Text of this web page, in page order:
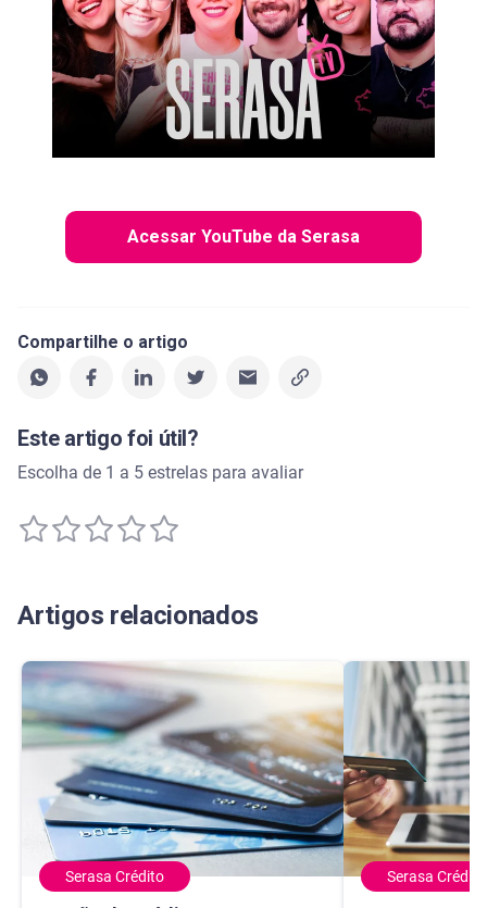
Acessar YouTube da Serasa
Compartilhe o artigo
Este artigo foi útil?
Escolha de 1 a 5 estrelas para avaliar
Artigos relacionados
Serasa Crédito Serasa Crédito